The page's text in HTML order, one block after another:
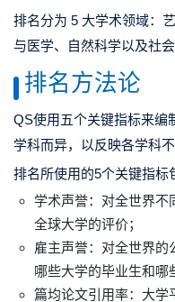
排名分为 5 大学术领域：
与医学、自然科学以及社会
排名方法论
QS使用五个关键指标来编
学科而异，以反映各学科不
排名所使用的5个关键指标
学术声誉：对全世界不
全球大学的评价；
雇主声誉：对全世界的
哪些大学的毕业生和哪
篇均论文引用率：大学